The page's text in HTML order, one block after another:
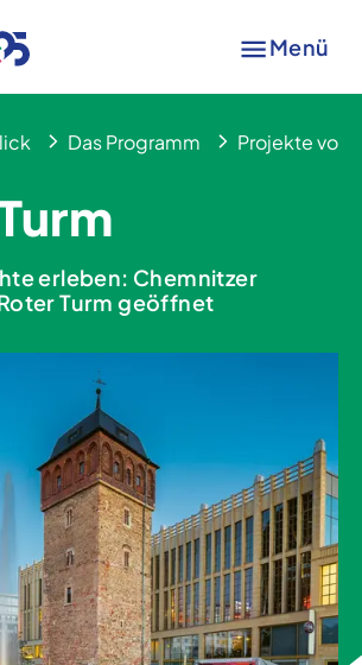
Menü
Das Programm Projekte von
erleben: Chemnitzer
Turm geöffnet